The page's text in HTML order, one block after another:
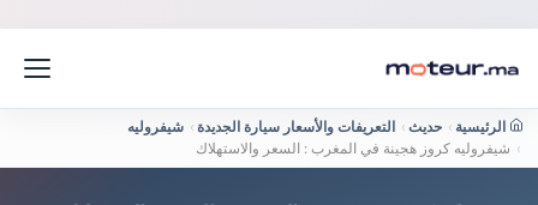
الرئيسية › حديث › التعريفات والأسعار سيارة الجديدة › شيفروليه
› شيفروليه كروز هجينة في المغرب : السعر والاستهلاك